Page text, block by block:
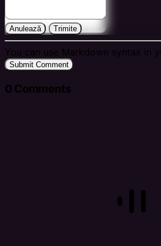
Anulează Trimite
You can use Markdown syntax in
Submit Comment
0 Comments